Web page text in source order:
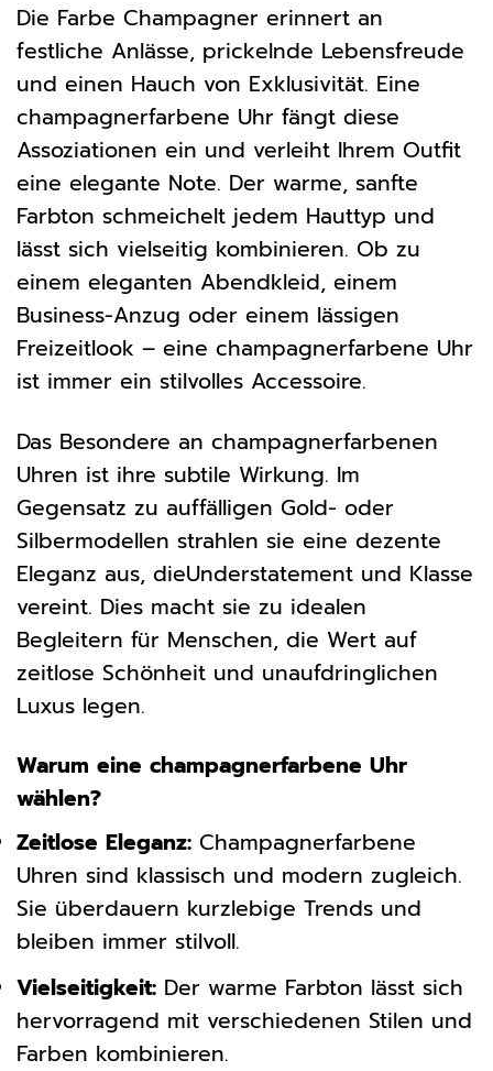
Die Farbe Champagner erinnert an
festliche Anlässe, prickelnde Lebensfreude
und einen Hauch von Exklusivität. Eine
champagnerfarbene Uhr fängt diese
Assoziationen ein und verleiht Ihrem Outfit
eine elegante Note. Der warme, sanfte
Farbton schmeichelt jedem Hauttyp und
lässt sich vielseitig kombinieren. Ob zu
einem eleganten Abendkleid, einem
Business-Anzug oder einem lässigen
Freizeitlook – eine champagnerfarbene Uhr
ist immer ein stilvolles Accessoire.
Das Besondere an champagnerfarbenen
Uhren ist ihre subtile Wirkung. Im
Gegensatz zu auffälligen Gold- oder
Silbermodellen strahlen sie eine dezente
Eleganz aus, dieUnderstatement und Klasse
vereint. Dies macht sie zu idealen
Begleitern für Menschen, die Wert auf
zeitlose Schönheit und unaufdringlichen
Luxus legen.
Warum eine champagnerfarbene Uhr
wählen?
Zeitlose Eleganz: Champagnerfarbene
Uhren sind klassisch und modern zugleich.
Sie überdauern kurzlebige Trends und
bleiben immer stilvoll.
Vielseitigkeit: Der warme Farbton lässt sich
hervorragend mit verschiedenen Stilen und
Farben kombinieren.